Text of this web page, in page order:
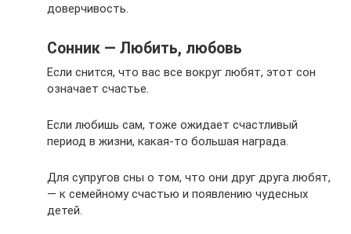
доверчивость.
Сонник — Любить, любовь
Если снится, что вас все вокруг любят, этот сон
означает счастье.
Если любишь сам, тоже ожидает счастливый
период в жизни, какая-то большая награда.
Для супругов сны о том, что они друг друга любят,
— к семейному счастью и появлению чудесных
детей.